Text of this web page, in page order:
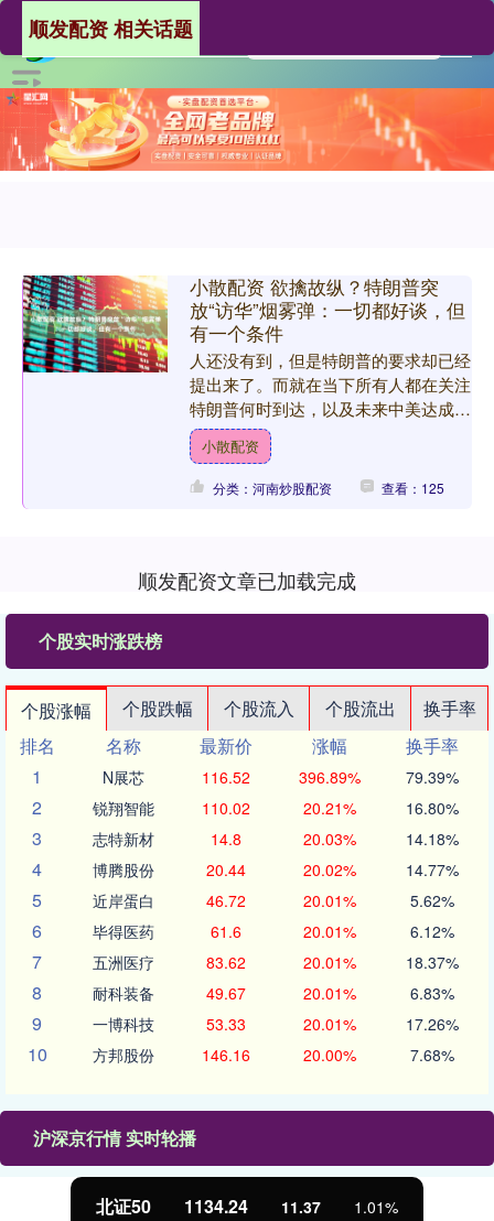
顺发配资 相关话题
小散配资 欲擒故纵？特朗普突
放“访华”烟雾弹：一切都好谈，但
有一个条件
人还没有到，但是特朗普的要求却已经
提出来了。而就在当下所有人都在关注
特朗普何时到达，以及未来中美达成的
共识，特朗普会不会再次撕毁的时候。
没想到，当下人还没到，....
小散配资
分类：河南炒股配资 查看：125
顺发配资文章已加载完成
个股实时涨跌榜
个股涨幅 个股跌幅 个股流入 个股流出
换手率
排名
名称 最新价 涨幅
换手率
1
N展芯 116.52 396.89% 79.39%
2 锐翔智能 110.02 20.21% 16.80%
3 志特新材 14.8 20.03% 14.18%
4 博腾股份 20.44 20.02% 14.77%
5 近岸蛋白 46.72 20.01% 5.62%
6 毕得医药 61.6 20.01% 6.12%
7 五洲医疗 83.62 20.01% 18.37%
8 耐科装备 49.67 20.01% 6.83%
9 一博科技 53.33 20.01% 17.26%
10 方邦股份 146.16 20.00% 7.68%
沪深京行情 实时轮播
北证50 1134.24 11.37 1.01%